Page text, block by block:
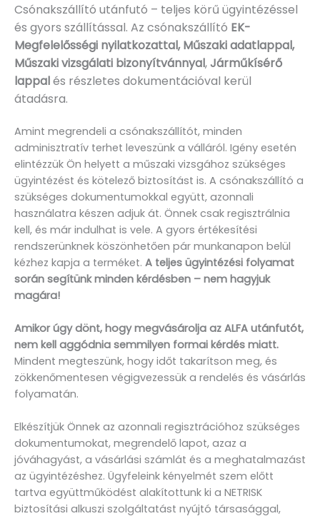
Csónakszállító utánfutó – teljes körű ügyintézéssel
és gyors szállítással. Az csónakszállító EK-
Megfelelősségi nyilatkozattal, Műszaki adatlappal,
Műszaki vizsgálati bizonyítvánnyal,Járműkísérő
lappalés részletes dokumentációval kerül
átadásra.
Amint megrendeli a csónakszállítót, minden
adminisztratív terhet leveszünk a válláról. Igény esetén
elintézzük Ön helyett a műszaki vizsgához szükséges
ügyintézést és kötelező biztosítást is. A csónakszállító a
szükséges dokumentumokkal együtt, azonnali
használatra készen adjuk át. Önnek csak regisztrálnia
kell, és már indulhat is vele. A gyors értékesítési
rendszerünknek köszönhetően pár munkanapon belül
kézhez kapja a terméket. A teljes ügyintézési folyamat
során segítünk minden kérdésben – nem hagyjuk
magára!
Amikor úgy dönt, hogy megvásárolja az ALFA utánfutót,
nem kell aggódnia semmilyen formai kérdés miatt.
Mindent megteszünk, hogy időt takarítson meg, és
zökkenőmentesen végigvezessük a rendelés és vásárlás
folyamatán.
Elkészítjük Önnek az azonnali regisztrációhoz szükséges
dokumentumokat, megrendelő lapot, azaz a
jóváhagyást, a vásárlási számlát és a meghatalmazást
az ügyintézéshez. Ügyfeleink kényelmét szem előtt
tartva együttműködést alakítottunk ki a NETRISK
biztosítási alkuszi szolgáltatást nyújtó társasággal,